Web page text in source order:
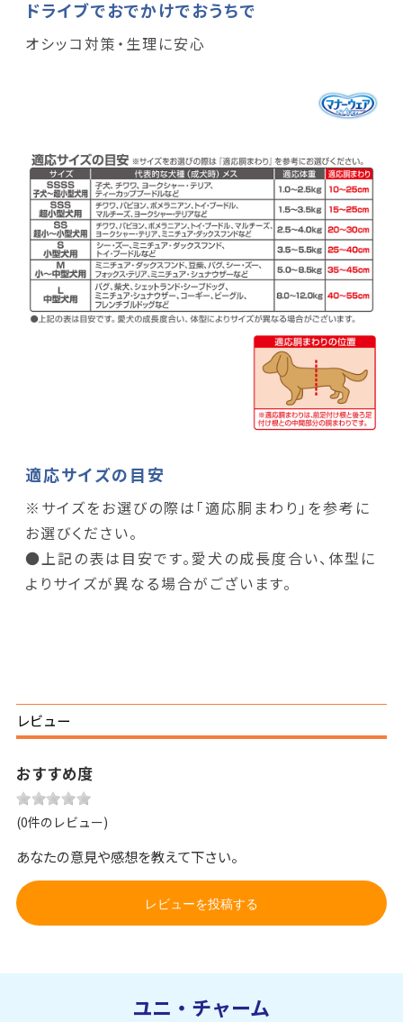
ドライブでおでかけでおうちで
オシッコ対策・生理に安心
適応サイズの目安
※サイズをお選びの際は「適応胴まわり」を参考に
お選びください。
●上記の表は目安です。愛犬の成長度合い、体型に
よりサイズが異なる場合がございます。
レビュー
おすすめ度
(0件のレビュー)
あなたの意見や感想を教えて下さい。
レビューを投稿する
ユニ・チャーム